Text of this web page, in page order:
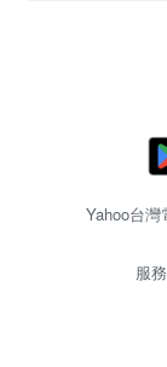
Yahoo台
服